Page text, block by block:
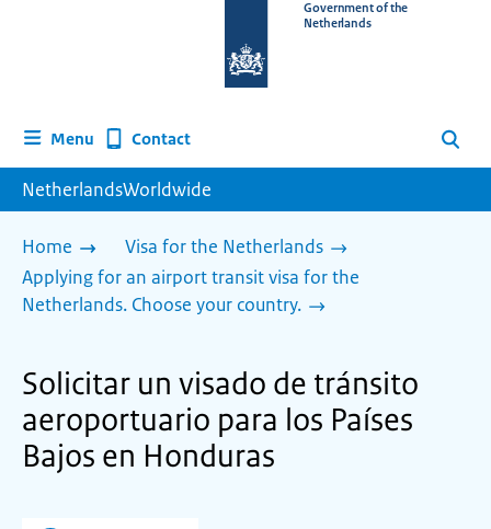
homepage
Government of the
Netherlands
Menu Contact Search
NetherlandsWorldwide
Home
Visa for the Netherlands
Applying for an airport transit visa for the
Netherlands. Choose your country.
Solicitar un visado de tránsito
aeroportuario para los Países
Bajos en Honduras